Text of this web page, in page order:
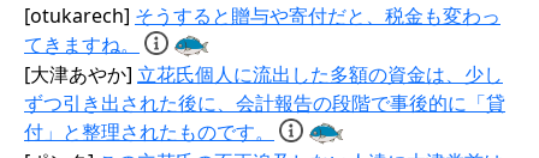
[otukarech] そうすると贈与や寄付だと、税金も変わっ
てきますね。
[大津あやか] 立花氏個人に流出した多額の資金は、少し
ずつ引き出された後に、会計報告の段階で事後的に「貸
付」と整理されたものです。